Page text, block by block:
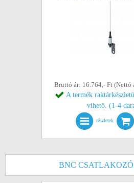
Bruttó ár: 16.764,- Ft (Nettó
A termék
vihető. (1-4
részletek
BNC